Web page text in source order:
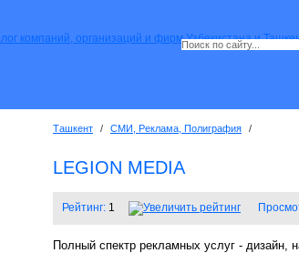
Ташкент / СМИ, Реклама, Полиграфия /
LEGION MEDIA
Рейтинг: 1
Полный спектр рекламных услуг - дизайн,